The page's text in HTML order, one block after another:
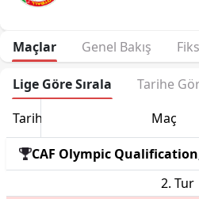
Maçlar Genel Bakış
Lige Göre Sırala Tarihe
Tarih Maç
CAF Olympic
2. Tur